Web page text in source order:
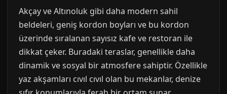
Akçay ve Altınoluk gibi daha modern sahil
beldeleri, geniş kordon boyları ve bu kordon
üzerinde sıralanan sayısız kafe ve restoran ile
dikkat çeker. Buradaki teraslar, genellikle daha
dinamik ve sosyal bir atmosfere sahiptir. Özellikle
yaz akşamları cıvıl cıvıl olan bu mekanlar, denize